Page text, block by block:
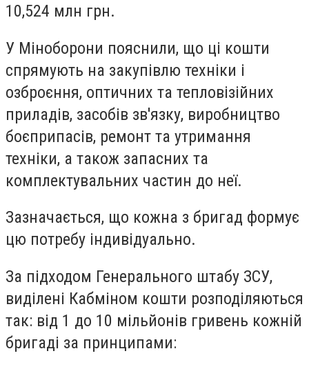
10,524 млн грн.
У Міноборони пояснили, що ці кошти
спрямують на закупівлю техніки і
озброєння, оптичних та тепловізійних
приладів, засобів зв'язку, виробництво
боєприпасів, ремонт та утримання
техніки, а також запасних та
комплектувальних частин до неї.
Зазначається, що кожна з бригад формує
цю потребу індивідуально.
За підходом Генерального штабу ЗСУ,
виділені Кабміном кошти розподіляються
так: від 1 до 10 мільйонів гривень кожній
бригаді за принципами: